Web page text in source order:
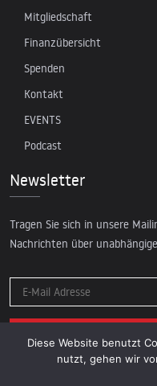
Mitgliedschaft
Finanzübersicht
Spenden
Kontakt
EVENTS
Podcast
Newsletter
Tragen Sie sich in unsere
Nachrichten über
Diese Website benutzt
nutzt, gehen wir